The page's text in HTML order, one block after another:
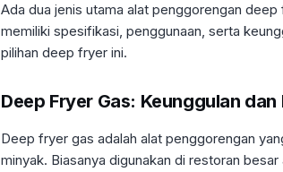
Ada dua jenis utama alat penggorengan
memiliki spesifikasi, penggunaan, serta
pilihan deep fryer ini.
Deep Fryer Gas: Keunggulan
Deep fryer gas adalah alat penggorengan
minyak. Biasanya digunakan di restoran